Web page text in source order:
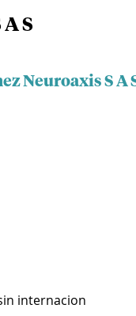
S
Neuroaxis S A
internacion